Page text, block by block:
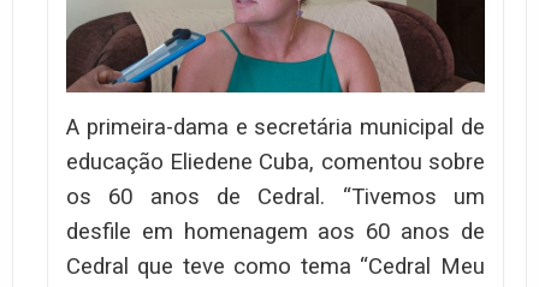
A primeira-dama e secretária municipal de
educação Eliedene Cuba, comentou sobre
os 60 anos de Cedral. “Tivemos um
desfile em homenagem aos 60 anos de
Cedral que teve como tema “Cedral Meu